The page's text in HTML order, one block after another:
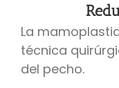
La
técnica
del pecho.